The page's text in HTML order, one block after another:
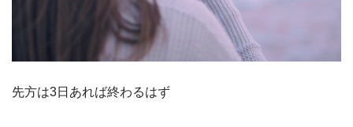
先方は3日あれば終わるはず